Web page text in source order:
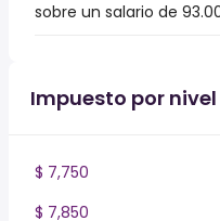
sobre un salario de
Impuesto por
$ 7,750
$ 7,850